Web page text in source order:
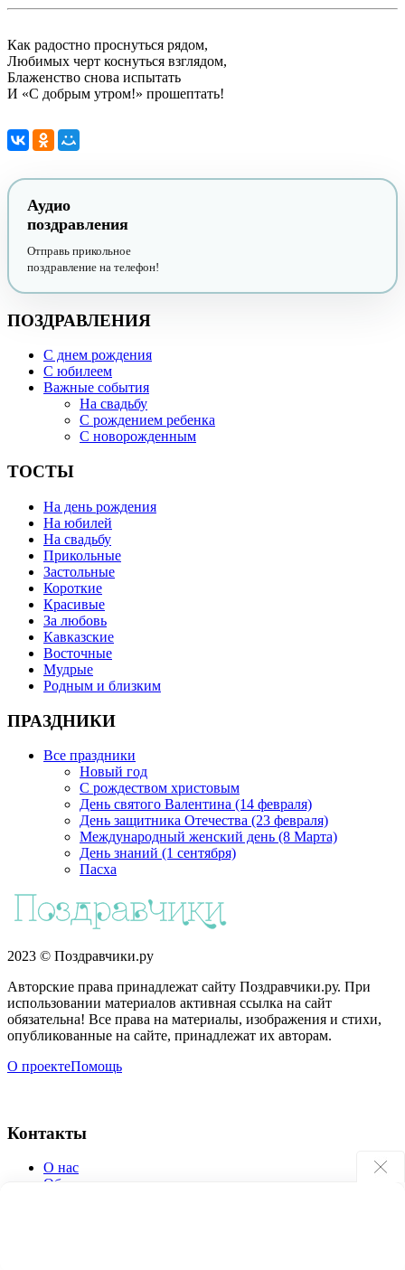
Как радостно проснуться рядом,
Любимых черт коснуться взглядом,
Блаженство снова испытать
И «С добрым утром!» прошептать!
Аудио
поздравления
Отправь прикольное
поздравление на телефон!
ПОЗДРАВЛЕНИЯ
С днем рождения
С юбилеем
Важные события
На свадьбу
С рождением ребенка
С новорожденным
ТОСТЫ
На день рождения
На юбилей
На свадьбу
Прикольные
Застольные
Короткие
Красивые
За любовь
Кавказские
Восточные
Мудрые
Родным и близким
ПРАЗДНИКИ
Все праздники
Новый год
С рождеством христовым
День святого Валентина (14 февраля)
День защитника Отечества (23 февраля)
Международный женский день (8 Марта)
День знаний (1 сентября)
Пасха
2023 © Поздравчики.ру
Авторские права принадлежат сайту Поздравчики.ру. При
использовании материалов активная ссылка на сайт
обязательна! Все права на материалы, изображения и стихи,
опубликованные на сайте, принадлежат их авторам.
О проектеПомощь
Контакты
О нас
Обратная связь